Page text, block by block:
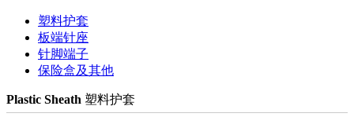
塑料护套
板端针座
针脚端子
保险盒及其他
Plastic Sheath 塑料护套